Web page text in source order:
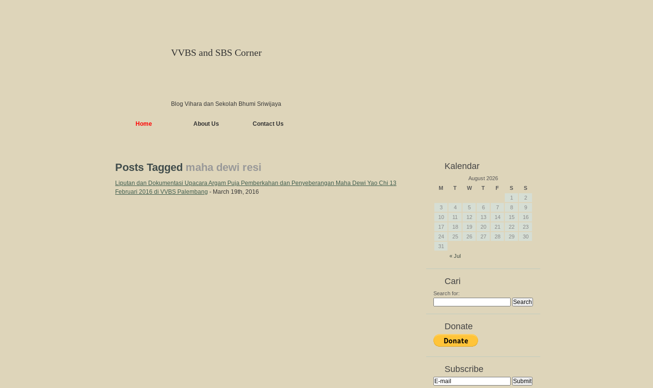
VVBS and SBS Corner
Blog Vihara dan Sekolah Bhumi Sriwijaya
Home About Us Contact Us
Posts Tagged maha dewi resi
Liputan dan Dokumentasi Upacara Argam Puja Pemberkahan dan Penyeberangan Maha Dewi Yao Chi 13
Februari 2016 di VVBS Palembang - March 19th, 2016
Kalendar
August 2026
M
T W T F S S
« Jul
1
2
3
4 5 6 7 8
9
10
11 12 13 14 15
16
17
18 19 20 21 22
23
24
25 26 27 28 29
30
31
Cari
Search for:
Donate
Subscribe